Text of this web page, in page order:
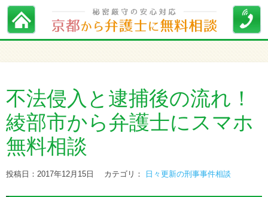
不法侵入と逮捕後の流れ！
綾部市から弁護士にスマホ
無料相談
投稿日：2017年12月15日 カテゴリ： 日々更新の刑事事件相談